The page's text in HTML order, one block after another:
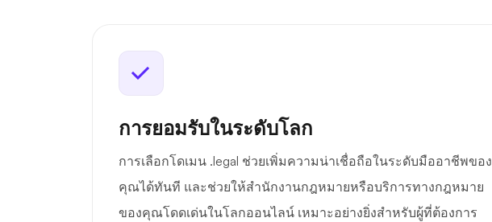
การยอมรับในระดับโลก
การเลือกโดเมน .legal ช่วยเพิ่มความน่าเชื่อถือในระดับมืออาชีพของ
คุณได้ทันที และช่วยให้สำนักงานกฎหมายหรือบริการทางกฎหมาย
ของคุณโดดเด่นในโลกออนไลน์ เหมาะอย่างยิ่งสำหรับผู้ที่ต้องการ